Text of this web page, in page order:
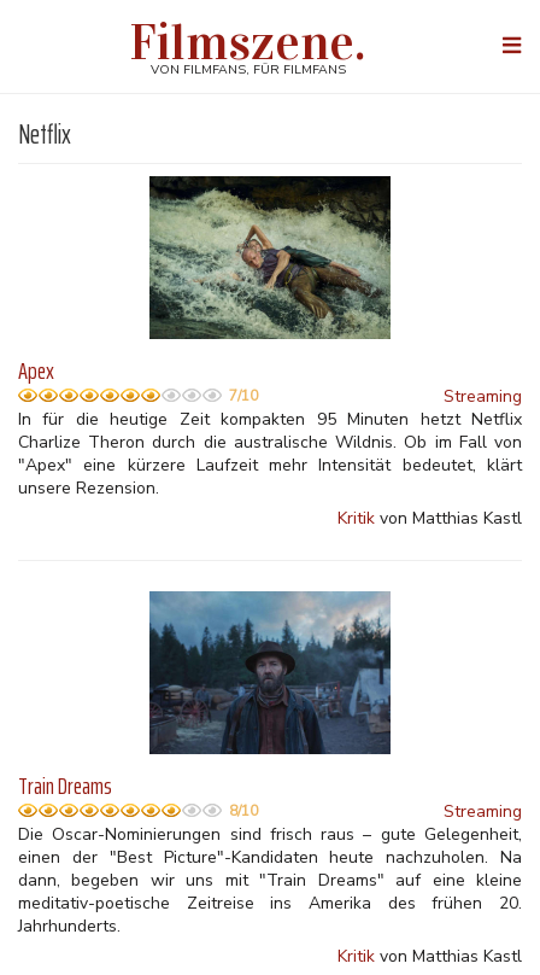
Filmszene.
VON FILMFANS, FÜR FILMFANS
Netflix
Apex
7/10
Streaming
In für die heutige Zeit kompakten 95 Minuten hetzt Netflix
Charlize Theron durch die australische Wildnis. Ob im Fall von
"Apex" eine kürzere Laufzeit mehr Intensität bedeutet, klärt
unsere Rezension.
Kritik von Matthias Kastl
Train Dreams
8/10
Streaming
Die Oscar-Nominierungen sind frisch raus – gute Gelegenheit,
einen der "Best Picture"-Kandidaten heute nachzuholen. Na
dann, begeben wir uns mit "Train Dreams" auf eine kleine
meditativ-poetische Zeitreise ins Amerika des frühen 20.
Jahrhunderts.
Kritik von Matthias Kastl